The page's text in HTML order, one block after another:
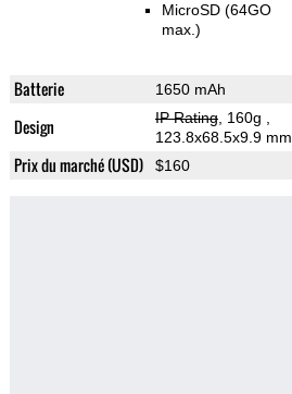
MicroSD (64GO
max.)
Batterie 1650 mAh
Design IP Rating, 160g
123.8x68.5x9.9 mm
Prix du marché (USD) $160